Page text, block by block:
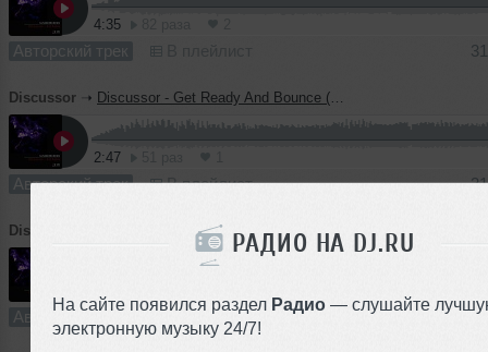
РАДИО НА DJ.RU
На сайте появился раздел Радио — слушайте
электронную музыку 24/7!
4:35
Авторский трек
Discussor ➝ Discussor - Get Ready And Bounce (Promo Cut)
2:47
Авторский трек В плейлист
Discussor Discussor - Ad Astra (Promo Cut)
Авторский трек В плейлист